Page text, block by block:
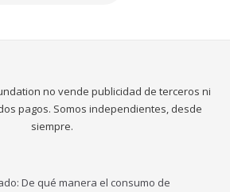
no vende publicidad de terceros ni
pagos. Somos independientes, desde
siempre.
De qué manera el consumo de